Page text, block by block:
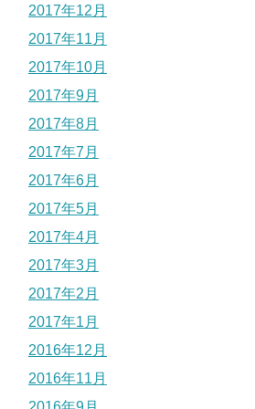
2017年12月
2017年11月
2017年10月
2017年9月
2017年8月
2017年7月
2017年6月
2017年5月
2017年4月
2017年3月
2017年2月
2017年1月
2016年12月
2016年11月